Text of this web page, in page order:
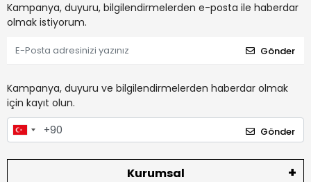
Kampanya, duyuru, bilgilendirmelerden e-posta ile haberdar
olmak istiyorum.
Gönder
Kampanya, duyuru ve bilgilendirmelerden haberdar olmak
için kayıt olun.
Gönder
Kurumsal